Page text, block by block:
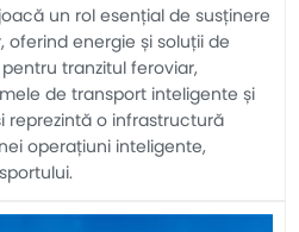
un rol esențial de susținere
energie și soluții de
tranzitul feroviar,
de transport inteligente și
o infrastructură
operațiuni inteligente,